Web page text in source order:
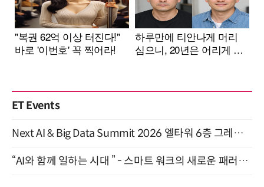
ET Events
Next AI & Big Data Summit 2026 엘타워 6층 그레이스홀 개최 (9/18)
“AI와 함께 일하는 시대 ” - 스마트 워크의 새로운 패러다임 (9/11)